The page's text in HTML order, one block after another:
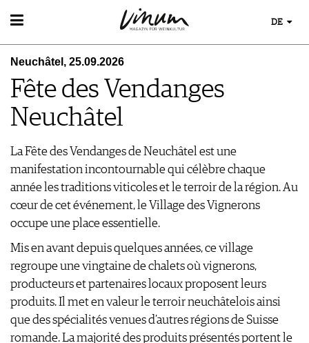
WEIN
WEINSUCHE
GUIDE WEINGÜTER
WINETRADECLUB
WINZER
TRINKREIFETABELLE
UNIQUE WINERIES
CLUB LES DOMAINES
WEINWISSEN
WEINREGIONEN
WEINLEXIKON
WEINLAGERUNG
INFOGRAFIKEN
TIPPS & TRICKS
NEWS
EVENTS
EVENTKALENDER
AWARDS
ESSEN & TRINKEN
FOOD PAIRING TIPPS
FOOD PAIRING TABELLE
KULINARIK
WEINREISEN
MAGAZIN
WINEGUIDES
KLARTEXT
EXTRAS
ABO
MEDIATHEK
APPS
VIDEOS
BILDSTRECKEN
BÜCHER
NEWS
WEINWIRTSCHAFT
WEINSZENE
PORTRAITS
ANMELDEN
DE
Neuchâtel, 25.09.2026
Fête des Vendanges
Neuchâtel
La Fête des Vendanges de Neuchâtel est une
manifestation incontournable qui célèbre chaque
année les traditions viticoles et le terroir de la région. Au
cœur de cet événement, le Village des Vignerons
occupe une place essentielle.
Mis en avant depuis quelques années, ce village
regroupe une vingtaine de chalets où vignerons,
producteurs et partenaires locaux proposent leurs
produits. Il met en valeur le terroir neuchâtelois ainsi
que des spécialités venues d’autres régions de Suisse
romande. La majorité des produits présentés portent le